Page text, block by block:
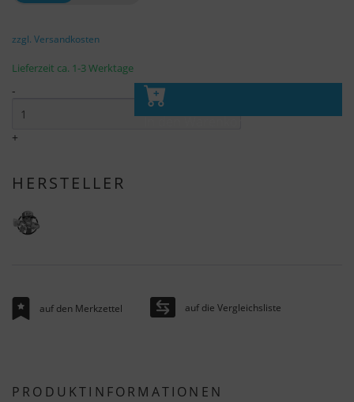
zzgl. Versandkosten
Lieferzeit ca. 1-3 Werktage
-
+
In den Warenkorb
HERSTELLER
auf den Merkzettel auf die Vergleichsliste
PRODUKTINFORMATIONEN